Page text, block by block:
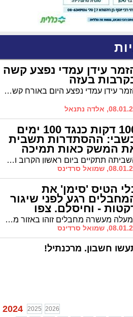
עידן עמדי נפצע קשה
בעזה
הזמר עידן עמדי נפצע היום באורח קשה בקרבות ברצועת עזה מירי נ"ט. משפחתו מבקשת להתפלל לרפואתו. שמו לתפילה: עידן בן טובה לרפואה שלימה
אלדה נתנאל
100 דקות כנגד 100 ימים
ההסתדרות תשבית
המשק כאות תמיכה
החטופים השביתה תתקיים ביום ראשון הקרוב ותימשך 100 דקות, כמספר הימים שבהם מוחזקים החטופות והחטופים בידי חמאס ברצועת עזה. יו"ר ההסתדרות, ארנון בר דוד: "אני רואה חובה אישית, לאומית ומוסרית להשאיר על סדר היום את המאבק להשבת בנינו ובנותינו"
שמואל סרדינס
הטיס 'סימן' את
רגע לפני שיגור
- וחיסלם. צפו
(וידאו) למעלה מעשרה מחבלים זוהו באזור משגרי רקטות בחאן יונס על ידי כוחות יחידת מגלן הפועלים בגזרה. באמצעות הכוונת כלי טיס מאויש מרחוק, הם חוסלו. צפו בתיעוד
שמואל סרדינס
חשבון. מרכנתיל!
2024 2025 2026